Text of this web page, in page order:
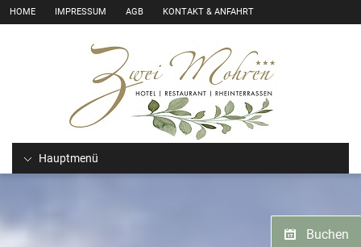
HOME IMPRESSUM AGB KONTAKT & ANFAHRT
Buchen
Hauptmenü